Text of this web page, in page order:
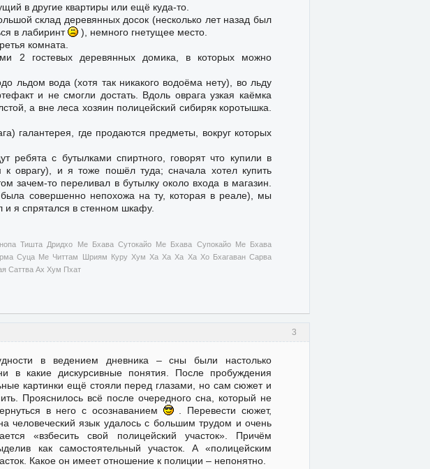
в другие квартиры или ещё куда-то.
склад деревянных досок (несколько лет назад был
в лабиринт
), немного гнетущее место.
комната.
2 гостевых деревянных домика, в которых можно
льдом вода (хотя так никакого водоёма нету), во льду
и не смогли достать. Вдоль оврага узкая каёмка
а вне леса хозяин полицейский сибиряк коротышка.
галантерея, где продаются предметы, вокруг которых
ребята с бутылками спиртного, говорят что купили в
оврагу), и я тоже пошёл туда; сначала хотел купить
зачем-то переливал в бутылку около входа в магазин.
совершенно непохожа на ту, которая в реале), мы
и я спрятался в стенном шкафу.
Тишта Дридхо Ме Бхава Сутокайо Ме Бхава Супокайо Ме Бхава
Суца Ме Читтам Шриям Куру Хум Ха Ха Ха Ха Хо Бхагаван Сарва
Саттва Ах Хум Пхат
3
в ведением дневника – сны были настолько
в какие дискурсивные понятия. После пробуждения
картинки ещё стояли перед глазами, но сам сюжет и
Прояснилось всё после очередного сна, который не
в него с осознаванием
. Перевести сюжет,
человеческий язык удалось с большим трудом и очень
«взбесить свой полицейский участок». Причём
как самостоятельный участок. А «полицейским
Какое он имеет отношение к полиции – непонятно.